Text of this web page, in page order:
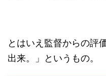
とはいえ監督からの評
出来。」というもの。